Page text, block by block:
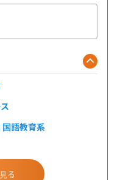
国語教育系
ス 社会科教育系
る